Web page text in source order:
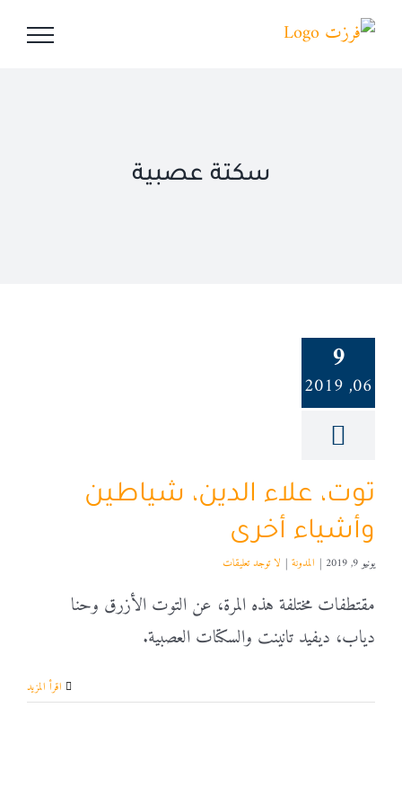
Skip
سكتة عصبية
9
06, 2019
توت، علاء الدين، شياطين
وأشياء أخرى
يونيو 9, 2019 | المدونة | لا توجد تعليقات
مقتطفات مختلفة هذه المرة، عن التوت الأزرق وحنا
دياب، ديفيد تانينت والسكتات العصبية.